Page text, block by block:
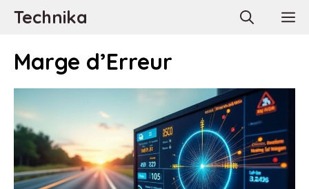
AllerTechnika
Marge d’Erreur